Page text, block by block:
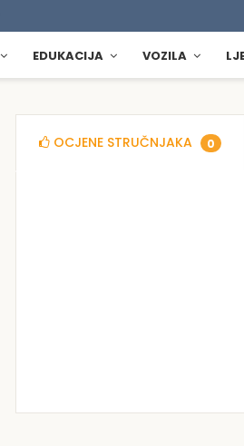
EDUKACIJA VOZILA
OCJENE STRUČNJAKA 0